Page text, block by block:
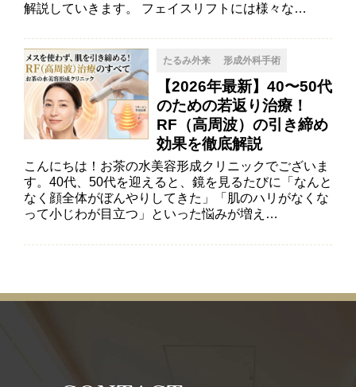
解説していきます。 フェイスリフトには様々な…
たるみ外来 形成外科手術
【2026年最新】40〜50代
のための若返り治療！
RF（高周波）の引き締め
効果を徹底解説
こんにちは！お茶の水美容形成クリニックでございま
す。40代、50代を迎えると、鏡を見るたびに「なんと
なく顔全体がぼんやりしてきた」「肌のハリがなくな
って小じわが目立つ」といった悩みが増え…